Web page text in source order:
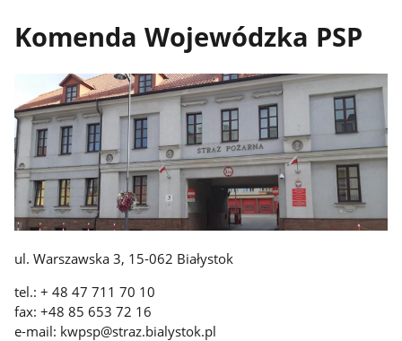
Komenda Wojewódzka PSP
ul. Warszawska 3, 15-062 Białystok
tel.: + 48 47 711 70 10
fax: +48 85 653 72 16
e-mail: kwpsp@straz.bialystok.pl